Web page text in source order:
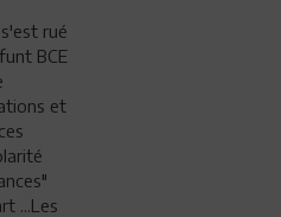
rué
BCE
et
...Les